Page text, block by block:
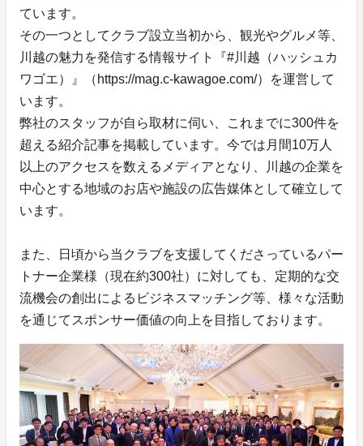
ています。
その一つとしてクラブ設立当初から、観光やグルメ等、
川越の魅力を発信する情報サイト『#川越（ハッシュカ
ワゴエ）』（https://mag.c-kawagoe.com/）を運営して
います。
弊社のスタッフが自ら取材に伺い、これまでに300件を
超える紹介記事を掲載しています。今では月間10万人
以上のアクセスを数えるメディアとなり、川越の企業を
中心とする地域のお店や施設の広告媒体として確立して
います。
また、日頃から当クラブを支援してくださっているパー
トナー企業様（現在約300社）に対しても、定期的な交
流機会の創出によるビジネスマッチング等、様々な活動
を通じてスポンサー価値の向上を目指しております。